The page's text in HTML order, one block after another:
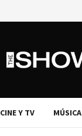
CINE Y TV MÚSICA